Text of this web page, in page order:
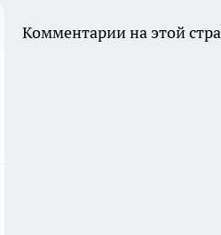
Комментарии на этой